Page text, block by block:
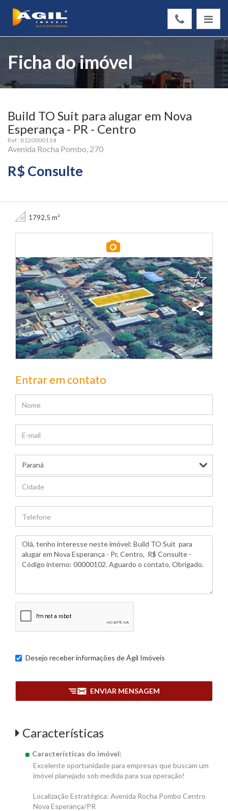
Ficha do imóvel
Build TO Suit para alugar em Nova
Esperança - PR - Centro
Ref.: 8120000114
Avenida Rocha Pombo, 270
R$ Consulte
1792,5 m²
Entrar em contato
Desejo receber informações deÁgil Imóveis
ENVIAR MENSAGEM
Características
Características do imóvel:
Excelente oportunidade para empresas que buscam um
imóvel planejado sob medida para sua operação!
Localização Estratégica: Avenida Rocha Pombo Centro
Nova Esperança/PR